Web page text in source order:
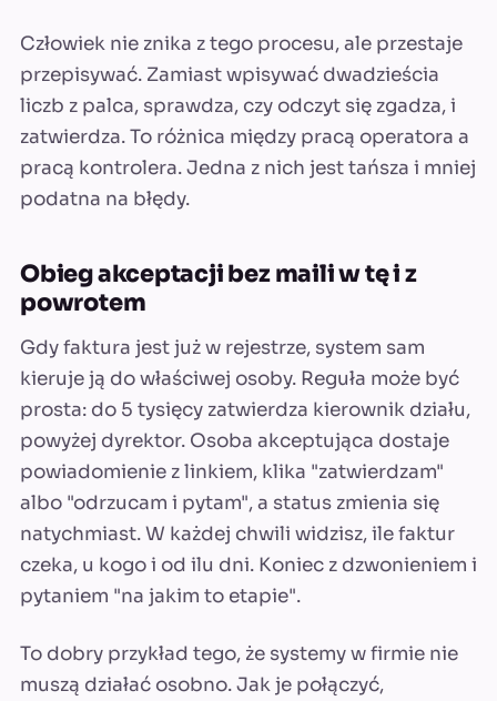
Człowiek nie znika z tego procesu, ale przestaje
przepisywać. Zamiast wpisywać dwadzieścia
liczb z palca, sprawdza, czy odczyt się zgadza, i
zatwierdza. To różnica między pracą operatora a
pracą kontrolera. Jedna z nich jest tańsza i mniej
podatna na błędy.
Obieg akceptacji bez maili w tę i z
powrotem
Gdy faktura jest już w rejestrze, system sam
kieruje ją do właściwej osoby. Reguła może być
prosta: do 5 tysięcy zatwierdza kierownik działu,
powyżej dyrektor. Osoba akceptująca dostaje
powiadomienie z linkiem, klika "zatwierdzam"
albo "odrzucam i pytam", a status zmienia się
natychmiast. W każdej chwili widzisz, ile faktur
czeka, u kogo i od ilu dni. Koniec z dzwonieniem i
pytaniem "na jakim to etapie".
To dobry przykład tego, że systemy w firmie nie
muszą działać osobno. Jak je połączyć,